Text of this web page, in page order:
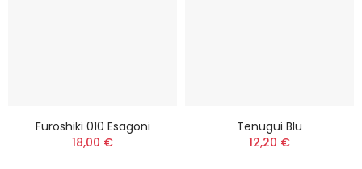
Furoshiki 010 Esagoni
18,00 €
Tenugui Blu
12,20 €